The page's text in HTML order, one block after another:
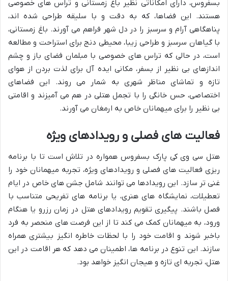
بسفروس، دارای امکاناتی نظیر باغ زمستانی و تراس های خصوصی
هستند. این فضاها، که به دقت و با سلیقه طراحی شده اند،
پناهگاهی آرام و سرسبز را در دل شهر فراهم می آورند. باغ زمستانی،
با گیاهان سرسبز و طراحی زیبا، محیطی دنج برای استراحت و مطالعه
است، در حالی که تراس های خصوصی با مبلمان فضای باز و چشم
اندازهای بی نظیر از بسفر، مکانی ایده آل برای لذت بردن از هوای
تازه و تماشای مناظر شهری به شمار می روند. این فضاهای
اختصاصی، حس خانگی را با تجمل هتلی در هم می آمیزند و اقامتی
بی نظیر را برای میهمانان خاص به ارمغان می آورند.
فعالیت های فصلی و رویدادهای ویژه
هتل سی وی کی پارک بسفروس همواره در تلاش است تا با برنامه
ریزی فعالیت های فصلی و رویدادهای ویژه، تجربه میهمانان خود را
غنی تر سازد. این رویدادها می توانند شامل جشن های خاص در ایام
تعطیلات، نمایشگاه های هنری، یا برنامه های تفریحی متناسب با
فصل باشند. پیگیری تقویم رویدادهای هتل در زمان رزرو یا هنگام
ورود، به میهمانان کمک می کند تا از این فرصت های منحصر به فرد
باخبر شوند و اقامت خود را با لحظات خاطره انگیز بیشتری همراه
سازند. این تنوع در برنامه ها، اطمینان می دهد که هر اقامت در این
هتل، تجربه ای تازه و هیجان انگیز خواهد بود.